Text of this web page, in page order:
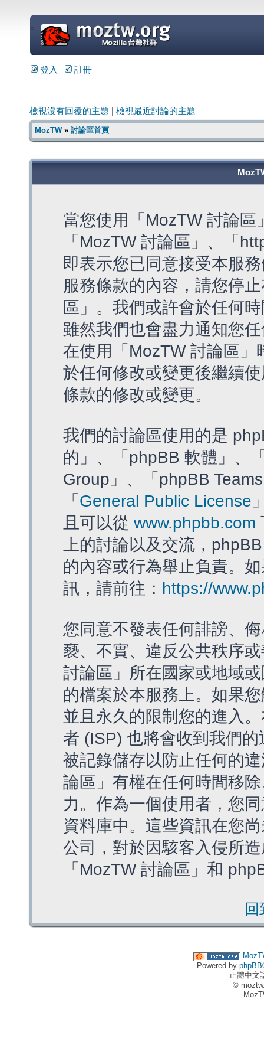
=
登入 註冊
檢視沒有回覆的主題 檢視最近討論的主題
MozTW» 討論區首頁
當您使用「MozTW 討論
「MozTW 討論區」、「
即表示您已同意接受本服
服務條款的內容，請您停
區」。我們或許會於任何
雖然我們也會盡力通知您
在使用「MozTW 討論區
於任何修改或變更後繼續
條款的修改或變更。
我們的討論區使用的是
的」、「phpBB 軟體」、
Group」、「phpBB
「 General Public License
且可以從 www.phpbb.com
上的討論以及交流，
的內容或行為舉止負責。
訊，請前往： https://
您同意不發表任何誹謗、
褻、不實、違反公共秩序
討論區」所在國家或地域
的檔案於本服務上。如果
並且永久的限制您的進入
者 (ISP) 也將會收到我們
被記錄儲存以防止任何的
論區」有權在任何時間移
力。作為一個使用者，您
資料庫中。這些資訊在您
公司，對於因駭客入侵所
「MozTW 討論區」和
Powered by phpBB
正體中文
©